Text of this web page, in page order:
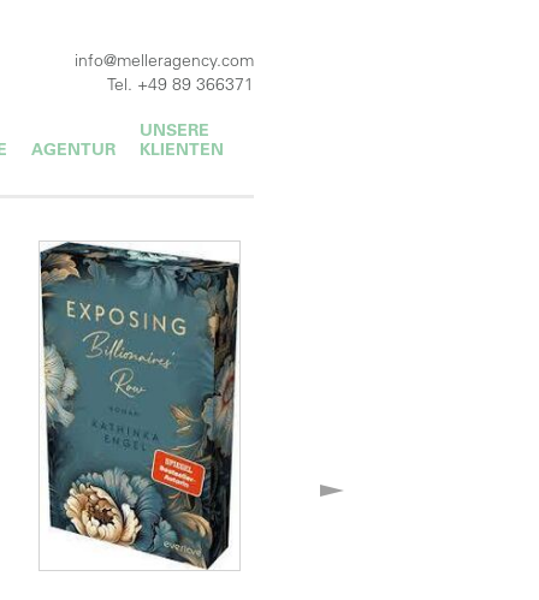
info@melleragency.com
Tel. +49 89 366371
AGENTUR
UNSERE
KLIENTEN
SPIEGEL
mit drei unserer
10 DER